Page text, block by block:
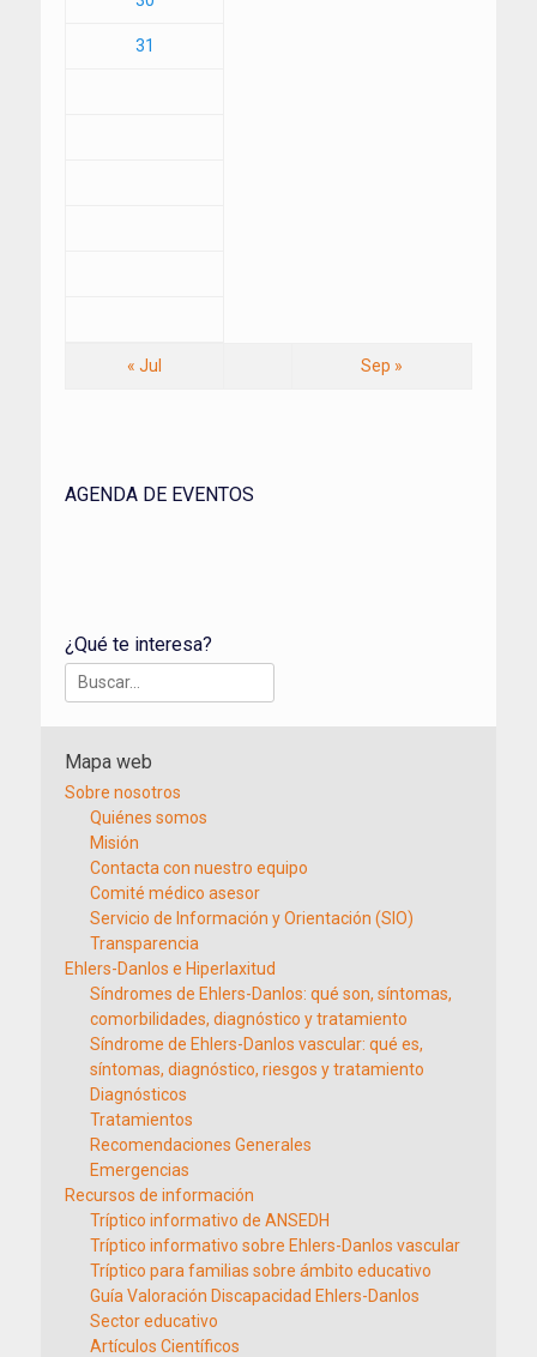
31
« Jul Sep »
AGENDA DE EVENTOS
¿Qué te interesa?
Buscar:
Mapa web
Sobre nosotros
Quiénes somos
Misión
Contacta con nuestro equipo
Comité médico asesor
Servicio de Información y Orientación (SIO)
Transparencia
Ehlers-Danlos e Hiperlaxitud
Síndromes de Ehlers-Danlos: qué son, síntomas,
comorbilidades, diagnóstico y tratamiento
Síndrome de Ehlers-Danlos vascular: qué es,
síntomas, diagnóstico, riesgos y tratamiento
Diagnósticos
Tratamientos
Recomendaciones Generales
Emergencias
Recursos de información
Tríptico informativo de ANSEDH
Tríptico informativo sobre Ehlers-Danlos vascular
Tríptico para familias sobre ámbito educativo
Guía Valoración Discapacidad Ehlers-Danlos
Sector educativo
Artículos Científicos